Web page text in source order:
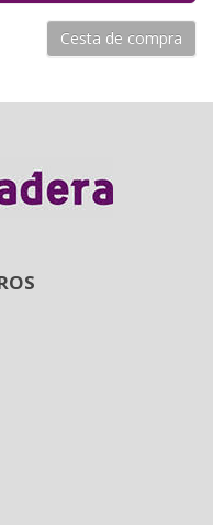
Cesta de compra